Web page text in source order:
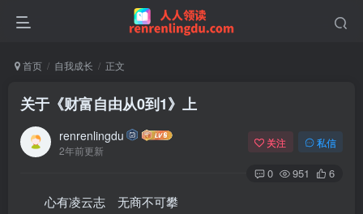
首页 自我成长 正文
关于《财富自由从0到1》上
renrenlingdu
2年前更新
关注 私信
0 951 6
心有凌云志 无商不可攀